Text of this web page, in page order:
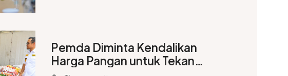
Pemda Diminta Kendalikan
Harga Pangan untuk Tekan